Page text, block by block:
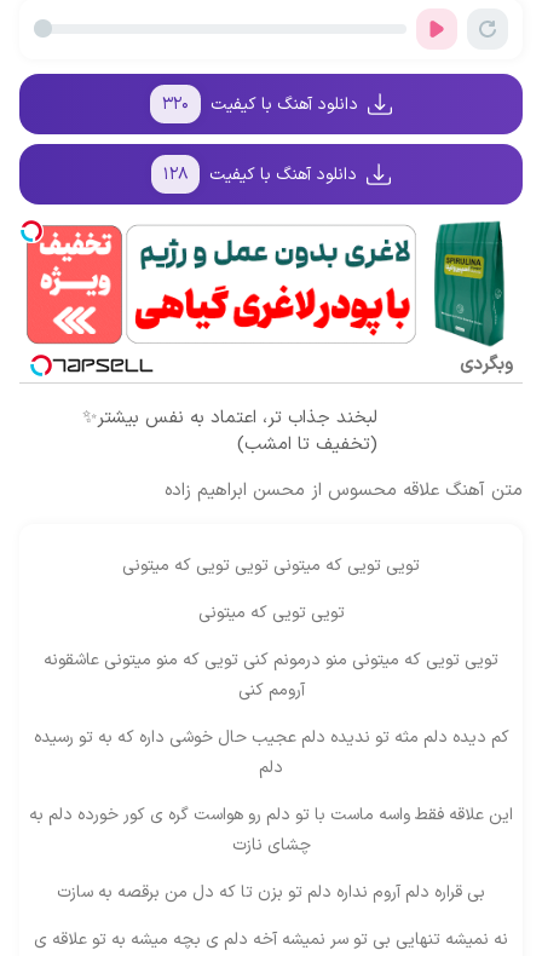
روزه ساخت!
دانلود آهنگ با کیفیت ۳۲۰
دانلود آهنگ با کیفیت ۱۲۸
وبگردی
لبخند جذاب تر، اعتماد به نفس بیشتر✨
(تخفیف تا امشب)
متن آهنگ علاقه محسوس از محسن ابراهیم زاده
تویی تویی که میتونی تویی تویی که میتونی
تویی تویی که میتونی
تویی تویی که میتونی منو درمونم کنی تویی که منو میتونی عاشقونه
آرومم کنی
کم دیده دلم مثه تو ندیده دلم عجیب حال خوشی داره که به تو رسیده
دلم
این علاقه فقط واسه ماست با تو دلم رو هواست گره ی کور خورده دلم به
چشای نازت
بی قراره دلم آروم نداره دلم تو بزن تا که دل من برقصه به سازت
نه نمیشه تنهایی بی تو سر نمیشه آخه دلم ی بچه میشه به تو علاقه ی